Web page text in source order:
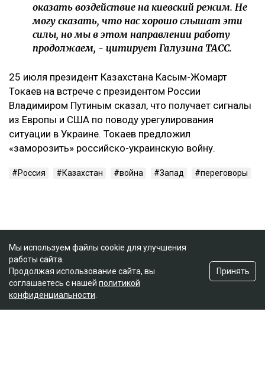
оказать воздействие на киевский режим. Не
могу сказать, что нас хорошо слышат эти
силы, но мы в этом направлении работу
продолжаем, - цитирует Галузина ТАСС.
‎25 июля президент Казахстана Касым-Жомарт
Токаев на встрече с президентом России
Владимиром Путиным сказал, что получает сигналы
из Европы и США по поводу урегулирования
ситуации в Украине. Токаев предложил
«заморозить» российско-украинскую войну.
Россия Казахстан война Запад переговоры
Мы используем файлы cookie для улучшения
работы сайта.
Продолжая использование сайта, вы
соглашаетесь с нашей политикой
конфиденциальности
Принять